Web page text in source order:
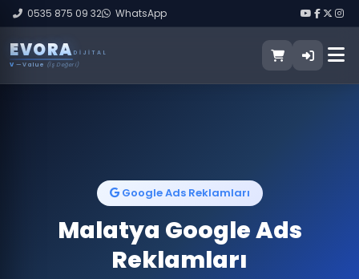
0535 875 09 32 WhatsApp
EVORA DIJITAL
V — Value (İş Değeri)
Google Ads Reklamları
Malatya Google Ads
Reklamları